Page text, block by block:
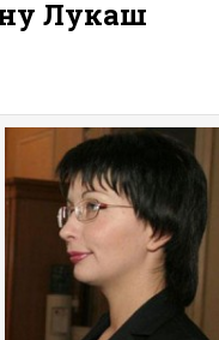
Лукаш